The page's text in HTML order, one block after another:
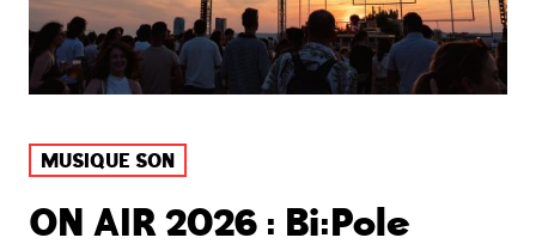
MUSIQUE SON
ON AIR 2026 : Bi:Pole